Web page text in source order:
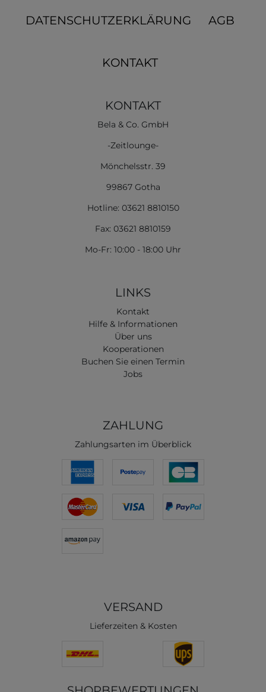
DATENSCHUTZERKLÄRUNG AGB
KONTAKT
KONTAKT
Bela & Co. GmbH
-Zeitlounge-
Mönchelsstr. 39
99867 Gotha
Hotline: 03621 8810150
Fax: 03621 8810159
Mo-Fr: 10:00 - 18:00 Uhr
LINKS
Kontakt
Hilfe & Informationen
Über uns
Kooperationen
Buchen Sie einen Termin
Jobs
ZAHLUNG
Zahlungsarten im Überblick
VERSAND
Lieferzeiten & Kosten